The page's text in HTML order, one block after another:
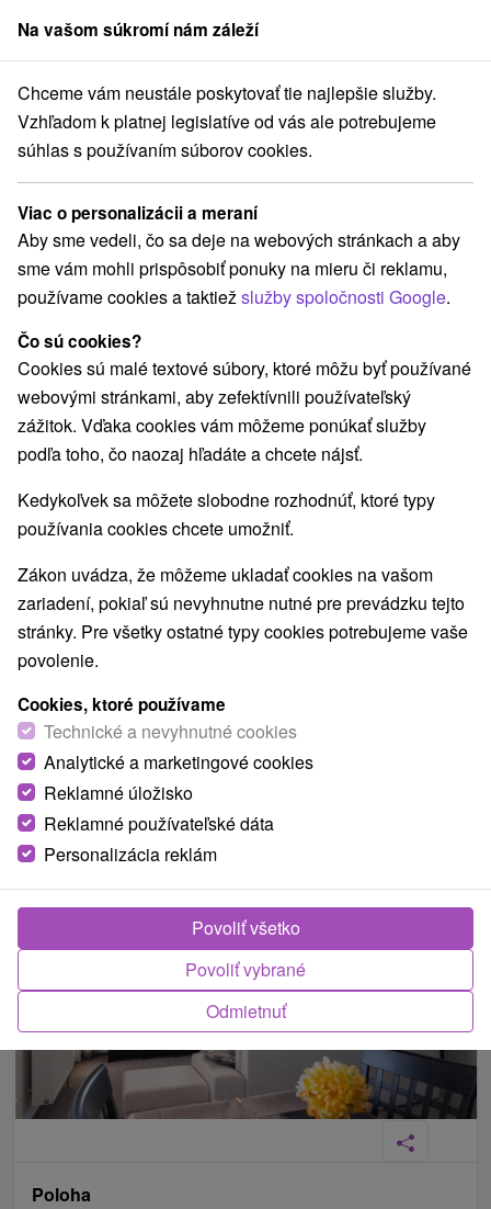
člen skupinySorger
Veľká Lomnica AC Apartment High Tatras View Veľká Lomnica
AC Apartment High Tatras View
Veľká Lomnica
Veľká Lomnica
Rezervovať cez booking
REZERVÁCIA A VÝBER POBYTU
Kontaktujte priamo ubytovateľa.
Navigovať do miesta
Poloha
Na vašom súkromí nám záleží
Chceme vám neustále poskytovať tie najlepšie služby.
Vzhľadom k platnej legislatíve od vás ale potrebujeme
súhlas s používaním súborov cookies.
Viac o personalizácii a meraní
Aby sme vedeli, čo sa deje na webových stránkach a aby
sme vám mohli prispôsobiť ponuky na mieru či reklamu,
používame cookies a taktiežslužby spoločnosti Google.
Čo sú cookies?
Cookies sú malé textové súbory, ktoré môžu byť používané
webovými stránkami, aby zefektívnili používateľský
zážitok. Vďaka cookies vám môžeme ponúkať služby
podľa toho, čo naozaj hľadáte a chcete nájsť.
Kedykoľvek sa môžete slobodne rozhodnúť, ktoré typy
používania cookies chcete umožniť.
Zákon uvádza, že môžeme ukladať cookies na vašom
zariadení, pokiaľ sú nevyhnutne nutné pre prevádzku tejto
stránky. Pre všetky ostatné typy cookies potrebujeme vaše
povolenie.
Cookies, ktoré používame
Technické a nevyhnutné cookies
Analytické a marketingové cookies
Reklamné úložisko
Reklamné používateľské dáta
Personalizácia reklám
Odmietnuť
Povoliť vybrané
Povoliť všetko